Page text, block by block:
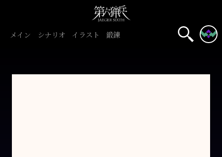
メイン シナリオ イラスト 鍛錬